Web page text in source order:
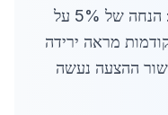
ומשלוח. ניתן להתאים לכמויות: הנחה של 5% על
מראה ירידה
ב-2026. אישור ההצעה נעשה